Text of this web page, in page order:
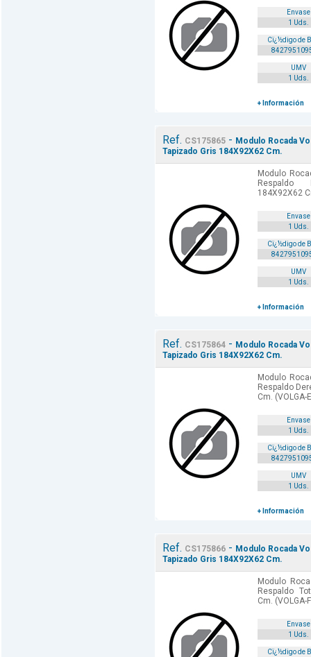
Envase
1 Uds.
Cï¿½digo de
UMV
1 Uds.
+ Información
Ref. CS175865- Modulo Rocada
Tapizado Gris 184X92X62 Cm.
Modulo
Respaldo
184X92X62
Envase
1 Uds.
Cï¿½digo de
UMV
1 Uds.
+ Información
Ref. CS175864- Modulo Rocada
Tapizado Gris 184X92X62 Cm.
Modulo
Respaldo
Cm. (VOLGA-
Envase
1 Uds.
Cï¿½digo de
UMV
1 Uds.
+ Información
Ref. CS175866- Modulo Rocada
Tapizado Gris 184X92X62 Cm.
Modulo
Respaldo
Cm.
Envase
1 Uds.
Cï¿½digo de